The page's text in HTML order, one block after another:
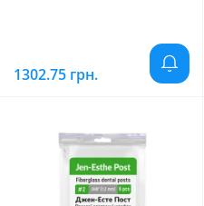
1302.75 грн.